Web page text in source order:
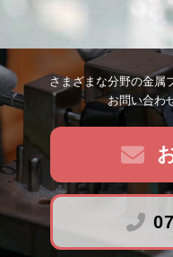
さまざまな分野の金属
お問い合わ